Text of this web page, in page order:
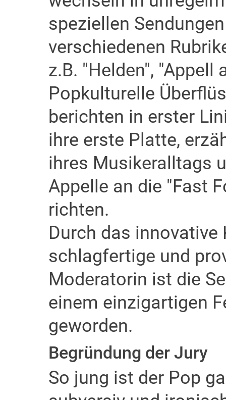
speziellen
verschiedenen
z.B. "Helden", "Appell
Popkulturelle
berichten in erster
ihre erste Platte,
ihres Musikeralltags
Appelle an die "Fast
richten.
Durch das innovative
schlagfertige und
Moderatorin ist die
einem einzigartigen
geworden.
Begründung der Jury
So jung ist der Pop